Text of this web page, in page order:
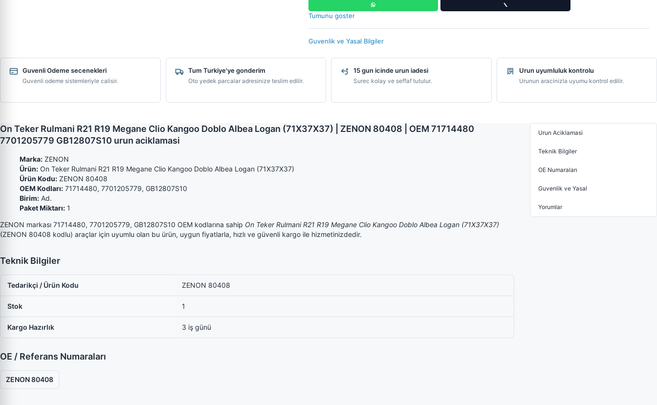
Tumunu goster
Guvenlik ve Yasal Bilgiler
Guvenli Odeme secenekleri
Guvenli odeme sistemleriyle calisir.
Tum Turkiye'ye gonderim
Oto yedek parcalar adresinize teslim edilir.
15 gun icinde urun iadesi
Surec kolay ve seffaf tutulur.
Urun uyumluluk kontrolu
Urunun aracinizla uyumu kontrol edilir.
On Teker Rulmani R21 R19 Megane Clio Kangoo Doblo Albea Logan (71X37X37) | ZENON 80408 | OEM 71714480
7701205779 GB12807S10 urun aciklamasi
Marka: ZENON
Ürün: On Teker Rulmani R21 R19 Megane Clio Kangoo Doblo Albea Logan (71X37X37)
Ürün Kodu: ZENON 80408
OEM Kodları: 71714480, 7701205779, GB12807S10
Birim: Ad.
Paket Miktarı: 1
ZENON markası 71714480, 7701205779, GB12807S10 OEM kodlarına sahip On Teker Rulmani R21 R19 Megane Clio Kangoo Doblo Albea Logan (71X37X37)
(ZENON 80408 kodlu) araçlar için uyumlu olan bu ürün, uygun fiyatlarla, hızlı ve güvenli kargo ile hizmetinizdedir.
Teknik Bilgiler
Tedarikçi / Ürün Kodu ZENON 80408
Stok 1
Kargo Hazırlık 3 iş günü
OE / Referans Numaraları
ZENON 80408
Urun Aciklamasi
Teknik Bilgiler
OE Numaraları
Guvenlik ve Yasal
Yorumlar